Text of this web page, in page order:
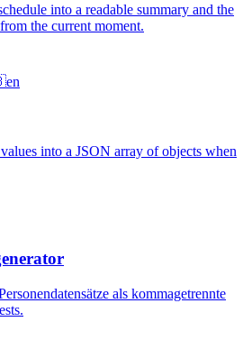
into a readable summary and the
the current moment.
en
into a JSON array of objects when
als kommagetrennte